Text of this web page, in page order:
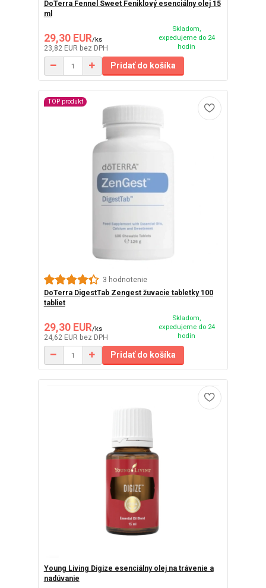
DoTerra Fennel Sweet Feniklový esenciálny olej 15
ml
29,30 EUR/ks
23,82 EUR bez DPH
Skladom,
expedujeme do 24
hodín
Pridať do košíka
TOP produkt
3 hodnotenie
DoTerra DigestTab Zengest žuvacie tabletky 100
tabliet
29,30 EUR/ks
24,62 EUR bez DPH
Skladom,
expedujeme do 24
hodín
Pridať do košíka
Young Living Digize esenciálny olej na trávenie a
nadúvanie